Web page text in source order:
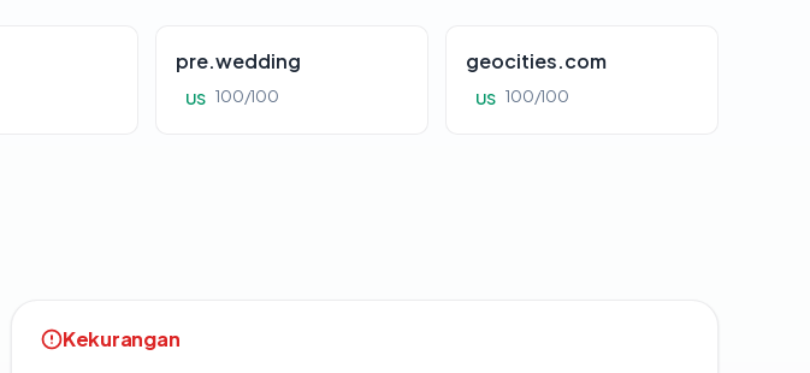
pre.wedding
US 100/100
geocities.com
US 100/100
Kekurangan